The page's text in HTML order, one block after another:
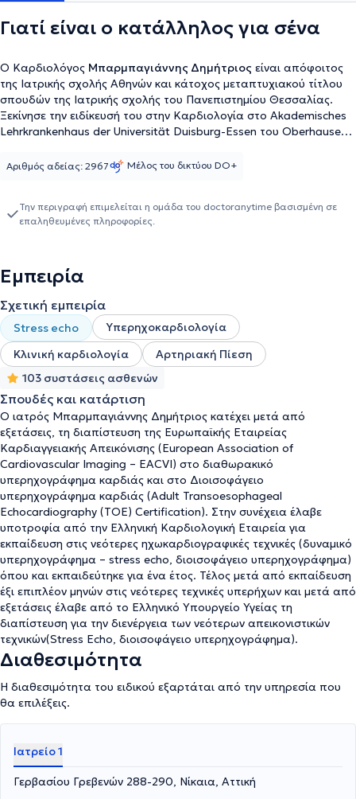
Γιατί είναι ο κατάλληλος για σένα
Ο Καρδιολόγος Μπαρμπαγιάννης Δημήτριος είναι απόφοιτος
της Ιατρικής σχολής Αθηνών και κάτοχος μεταπτυχιακού τίτλου
σπουδών της Ιατρικής σχολής του Πανεπιστημίου Θεσσαλίας.
Ξεκίνησε την ειδίκευσή του στην Kαρδιολογία στο Akademisches
Lehrkrankenhaus der Universität Duisburg-Essen του Oberhausen
διάρκεια της ειδίκευσης, έδειξε ξεχωριστό ενδιαφέρον για την
Ευρωπαϊκής Εταιρείας Kαρδιαγγειακής Απεικόνισης (EACVI) στο
Διαθωρακικό υπερηχογράφημα καρδιάς (Adult Transthoracic
Echocardiography (TOE) Certification). Παράλληλα, έλαβε μετά
από εξετάσεις το Ευρωπαϊκό Δίπλωμα Καρδιολογίας (Exams in
General Cardiology) από την Eυρωπαϊκή Καρδιολογική Εταιρεία
(European Society of Cardiology - ESC). Μετά τη λήψη της
ειδικότητας της Καρδιολογίας, επιλέχθηκε ως υπότροφος από
την Ελληνική Καρδιολογική Εταιρεία για μετεκπαίδευση στις
νεότερες ηχωκαρδιογραφικές τεχνικές (stress echo, διοισοφάγειο
υπερηχογράφημα, Strain, 3D Echo), την οποία πραγματοποιεί
στο Κέντρο Εκπαίδευσης Ηχωκαρδιογραφίας του ΓΝΠ Τζάνειο,
"Δ. Μπελντέκος". Σήμερα ασκεί την ειδικότητα του στο ιδιωτικό
του ιατρείο στην Νίκαια, ενώ, ταυτόχρονα, αποτελεί υπότροφο
του Κέντρου Εκπαίδευσης Ηχωκαρδιογραφίας του Τζανείου,
προσφέροντας ιατρικές υπηρεσίες και ερευνητικό έργο σε όλα τα
τμήματα που το απαρτίζουν.
Αριθμός αδείας: 2967 Μέλος του δικτύου DO+
Την περιγραφή επιμελείται η ομάδα του doctoranytime βασισμένη σε
επαληθευμένες πληροφορίες.
Εμπειρία
Σχετική εμπειρία
Stress echo
Υπερηχοκαρδιολογία
Κλινική καρδιολογία
Αρτηριακή Πίεση
103 συστάσεις ασθενών
Σπουδές και κατάρτιση
Ο ιατρός Μπαρμπαγιάννης Δημήτριος κατέχει μετά από
εξετάσεις, τη διαπίστευση της Ευρωπαϊκής Εταιρείας
Kαρδιαγγειακής Απεικόνισης (European Association of
Cardiovascular Imaging – EACVI) στο διαθωρακικό
υπερηχογράφημα καρδιάς και στο Διοισοφάγειο
υπερηχογράφημα καρδιάς (Adult Transoesophageal
Echocardiography (TOE) Certification). Στην συνέχεια έλαβε
υποτροφία από την Ελληνική Καρδιολογική Εταιρεία για
εκπαίδευση στις νεότερες ηχωκαρδιογραφικές τεχνικές (δυναμικό
υπερηχογράφημα – stress echo, διοισοφάγειο υπερηχογράφημα)
όπου και εκπαιδεύτηκε για ένα έτος. Τέλος μετά από εκπαίδευση
έξι επιπλέον μηνών στις νεότερες τεχνικές υπερήχων και μετά από
εξετάσεις έλαβε από το Ελληνικό Υπουργείο Υγείας τη
διαπίστευση για την διενέργεια των νεότερων απεικονιστικών
τεχνικών(Stress Echo, διοισοφάγειο υπερηχογράφημα).
Διαθεσιμότητα
Η διαθεσιμότητα του ειδικού εξαρτάται από την υπηρεσία που
θα επιλέξεις.
Ιατρείο 1
Γερβασίου Γρεβενών 288-290, Νίκαια, Αττική